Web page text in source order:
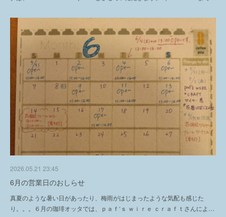
2026.05.21 23:45
6月の営業日のおしらせ
真夏のような暑い日があったり、梅雨がはじまったような気配も感じた
り。。。６月の珈琲オッタでは、ｐａｆ‘ｓ ｗｉｒｅ ｃｒａｆｔさんによ…